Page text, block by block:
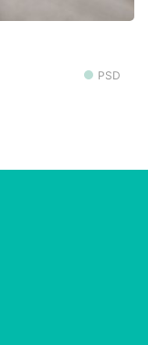
PSD